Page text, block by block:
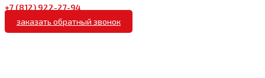
+7 (812) 922-27-94
заказать обратный звонок